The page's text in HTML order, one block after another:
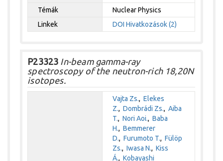
Témák
Nuclear Physics
Linkek
DOI Hivatkozások (2)
P23323 In-beam gamma-ray
spectroscopy of the neutron-rich 18,20N
isotopes.
Vajta Zs.,Elekes
Z.,Dombrádi Zs.,Aiba
T.,Nori Aoi.,Baba
H.,Bemmerer
D.,Furumoto T.,Fülöp
Zs.,Iwasa N.,Kiss
Á.,Kobayashi